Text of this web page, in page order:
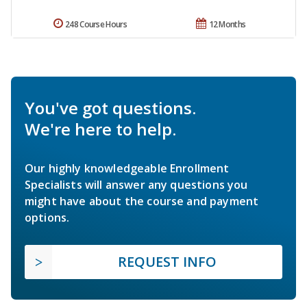
12 Months
248 Course Hours
You've got questions.
We're here to help.
Our highly knowledgeable Enrollment
Specialists will answer any questions you
might have about the course and payment
options.
REQUEST INFO